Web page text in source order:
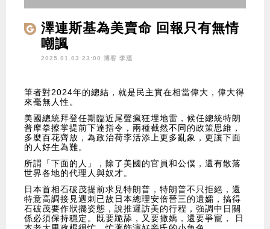
澤連斯基為美賣命 回報只有無情
嘲諷
2025.01.03 23:00 博客 李湮
筆者對2024年的總結，就是民主實在相當偉大，偉大得
來毫無人性。
美國總統拜登任期臨近尾聲瘋狂埋地雷，候任總統特朗
普摩拳擦掌提前下達指令，兩種截然不同的政策思維，
多麼百花齊放，為政治荷李活添上更多亂象，更讓下面
的人好生為難。
所謂「下面的人」，除了美國的官員和公僕，還有散落
世界各地的代理人與奴才。
日本首相石破茂提前求見特朗普，特朗普不只拒絕，還
特意高調接見遇刺已故日本總理安倍晉三的遺孀，搞得
石破茂要作狀擺姿態，說推遲訪美的行程，強調中日關
係必須保持穩定。既要跪舔，又要撒嬌，還要爭寵， 日